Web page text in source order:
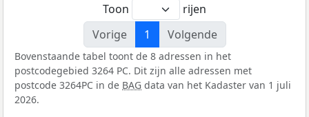
Toon
rijen
Vorige
1 Volgende
Bovenstaande tabel toont de 8 adressen in het
postcodegebied 3264 PC. Dit zijn alle adressen met
postcode 3264PC in de BAG data van het Kadaster van 1 juli
2026.